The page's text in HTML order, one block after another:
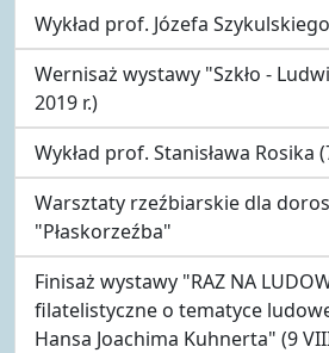
Wykład prof. Józefa Szykulskiego
Wernisaż wystawy "Szkło -
2019 r.)
Wykład prof. Stanisława Rosika
Warsztaty rzeźbiarskie dla
"Płaskorzeźba"
Finisaż wystawy "RAZ NA
filatelistyczne o tematyce
Hansa Joachima Kuhnerta" (9